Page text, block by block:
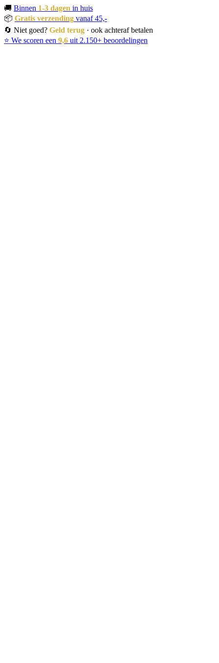
🚚 Binnen 1-3 dagen in huis
📦 Gratis verzending vanaf 45,-
🔄 Niet goed? Geld terug · ook achteraf betalen
⭐ We scoren een 9,6 uit 2.150+ beoordelingen